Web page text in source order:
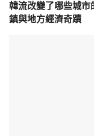
韓流改變了哪些城市
鎮與地方經濟奇蹟